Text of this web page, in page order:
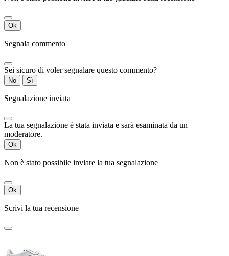
Ok
Segnala commento
Sei sicuro di voler segnalare questo commento?
No Sì
Segnalazione inviata
La tua segnalazione è stata inviata e sarà esaminata da un
moderatore.
Ok
Non è stato possibile inviare la tua segnalazione
Ok
Scrivi la tua recensione